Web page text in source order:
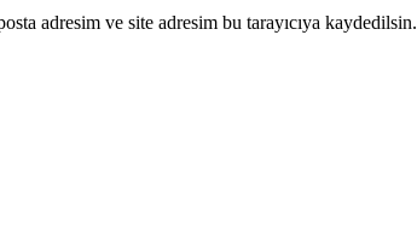
adresim ve site adresim bu tarayıcıya kaydedilsin.